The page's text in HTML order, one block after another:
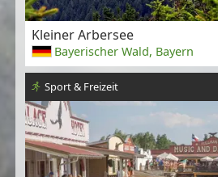
Kleiner Arbersee
Bayerischer Wald, Bayern
Sport & Freizeit